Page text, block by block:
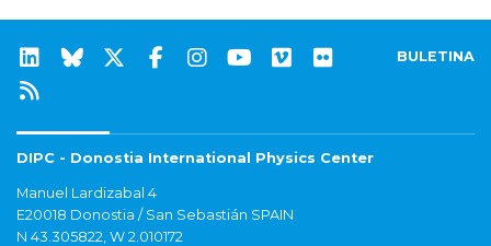
BULETINA
DIPC - Donostia International Physics Center
Manuel Lardizabal 4
E20018 Donostia / San Sebastián SPAIN
N 43.305822, W 2.010172